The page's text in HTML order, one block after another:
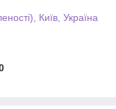
Київ, Україна